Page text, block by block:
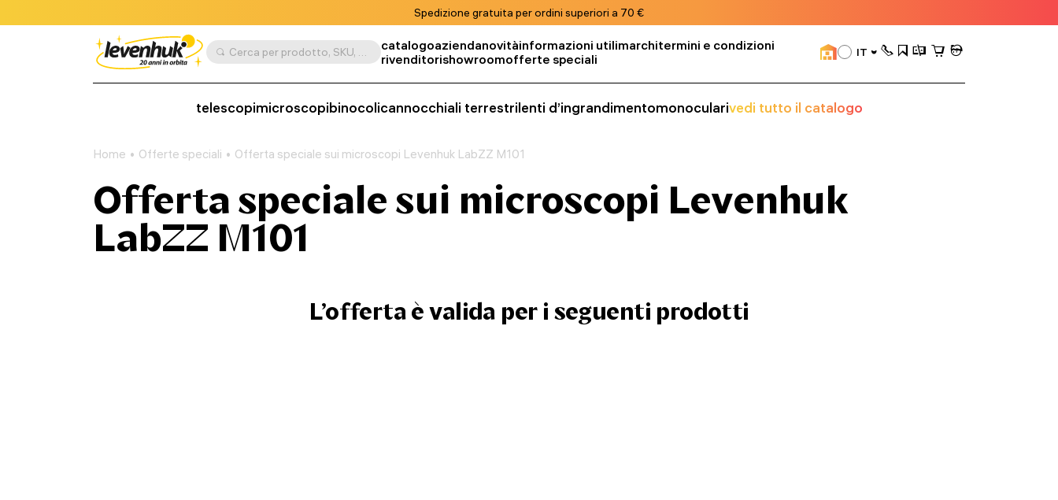
Spedizione gratuita per ordini superiori a 70 €
Cerca per prodotto, SKU, categoria, ecc. catalogoaziendanovitàinformazioni utilimarchitermini e condizioni
rivenditorishowroomofferte speciali IT
telescopimicroscopibinocolicannocchiali terrestrilenti d’ingrandimentomonocularivedi tutto il catalogo
Home Offerte speciali Offerta speciale sui microscopi Levenhuk LabZZ M101
Offerta speciale sui microscopi Levenhuk
LabZZ M101
L’offerta è valida per i seguenti prodotti